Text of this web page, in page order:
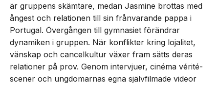
är gruppens skämtare, medan Jasmine brottas med
ångest och relationen till sin frånvarande pappa i
Portugal. Övergången till gymnasiet förändrar
dynamiken i gruppen. När konflikter kring lojalitet,
vänskap och cancelkultur växer fram sätts deras
relationer på prov. Genom intervjuer, cinéma vérité-
scener och ungdomarnas egna självfilmade videor